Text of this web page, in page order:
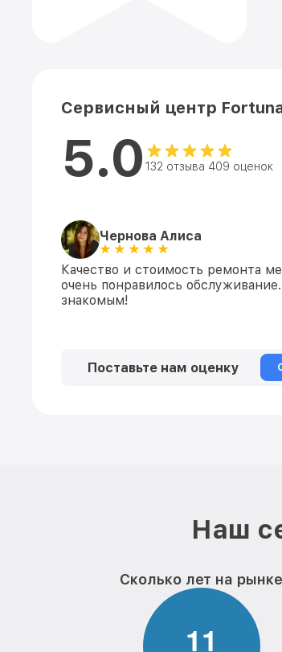
Сервисный центр
5.0 132 отзыва 409 оценок
Чернова Алиса
Качество и стоимость ремонта
очень понравилось
знакомым!
Поставьте нам оценку
Наш
Сколько лет на рынке
11